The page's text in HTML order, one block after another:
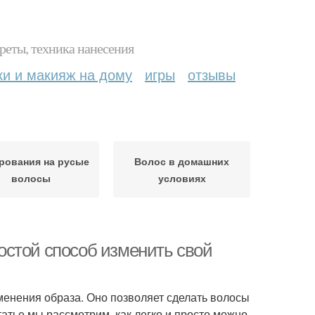
техника нанесения
и макияж на дому игры отзывы
на русые
волосы
Волос в домашних
условиях
способ изменить свой
образа. Оно позволяет сделать волосы